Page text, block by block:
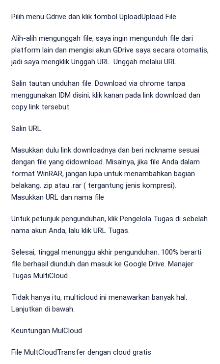
Pilih menu Gdrive dan klik tombol UploadUpload File.
Alih-alih mengunggah file, saya ingin mengunduh file dari
platform lain dan mengisi akun GDrive saya secara otomatis,
jadi saya mengklik Unggah URL. Unggah melalui URL
Salin tautan unduhan file. Download via chrome tanpa
menggunakan IDM disini, klik kanan pada link download dan
copy link tersebut.
Salin URL
Masukkan dulu link downloadnya dan beri nickname sesuai
dengan file yang didownload. Misalnya, jika file Anda dalam
format WinRAR, jangan lupa untuk menambahkan bagian
belakang. zip atau .rar ( tergantung jenis kompresi).
Masukkan URL dan nama file
Untuk petunjuk pengunduhan, klik Pengelola Tugas di sebelah
nama akun Anda, lalu klik URL Tugas.
Selesai, tinggal menunggu akhir pengunduhan. 100% berarti
file berhasil diunduh dan masuk ke Google Drive. Manajer
Tugas MultiCloud
Tidak hanya itu, multicloud ini menawarkan banyak hal.
Lanjutkan di bawah.
Keuntungan MulCloud
File MultCloudTransfer dengan cloud gratis